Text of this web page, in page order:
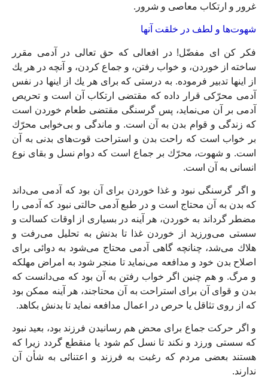
غرور و ارتكاب معاصى و شرور.
شهوت‏‌ها و لطف در خلقت آنها
فكر كن اى مفضّل! در افعالى كه حق تعالى در آدمى مقرر
ساخته از خوردن، و خواب رفتن، و جماع كردن، و آنچه در هر يك
از اينها تدبير فرموده. به درستى كه براى هر يك از اينها در نفس
آدمى محرّكى قرار داده كه مقتضى ارتكاب آن است و تحريص
آدمى بر آن مى‌‏نمايد، پس گرسنگى مقتضى طعام خوردن است
كه زندگى و قوام بدن به آن است. و ماندگى و بى‏‌خوابى محرّك
بر خواب است كه راحت بدن و استراحت قوت‌هاى بدنى به آن
است. و شهوت، محرّك بر جماع است كه دوام نسل و بقاى نوع
انسانى به آن است.
و اگر گرسنگى نبود و غذا خوردن براى آن بود كه آدمى مى‏‌داند
كه بدن به آن محتاج است و در طبع آدمى حالتى نبود كه آدمى را
مضطر گرداند به خوردن، هر آينه در بسيارى از اوقات كسالت و
سستى مى‏‌ورزيد از خوردن غذا تا بدنش به تحليل مى‏‌رفت و
هلاك مى‏‌شد، چنانچه گاهى آدمى محتاج مى‌‏شود به دوائى براى
اصلاح بدن خود و مدافعه مى‌‏نمايد تا منجر شود به امراض مهلكه
و مرگ. و هم چنين اگر خواب رفتن به آن بود كه مى‏‌دانست كه
بدن و قواى آن براى استراحت به آن محتاجند، هر آينه ممكن بود
كه از روى تثاقل يا حرص در اعمال مدافعه نمايد تا بدنش بكاهد.
و اگر حركت جماع براى محض هم رسانيدن فرزند بود، بعيد نبود
كه سستى ورزد و نكند تا نسل كم شود يا منقطع گردد زيرا كه
هستند بعضى مردم كه رغبت به فرزند و اعتنائى به شأن آن
ندارند.